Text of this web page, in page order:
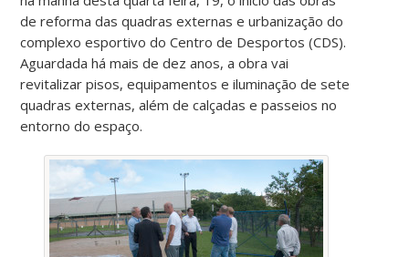
de reforma das quadras externas e urbanização do
complexo esportivo do Centro de Desportos (CDS).
Aguardada há mais de dez anos, a obra vai
revitalizar pisos, equipamentos e iluminação de sete
quadras externas, além de calçadas e passeios no
entorno do espaço.